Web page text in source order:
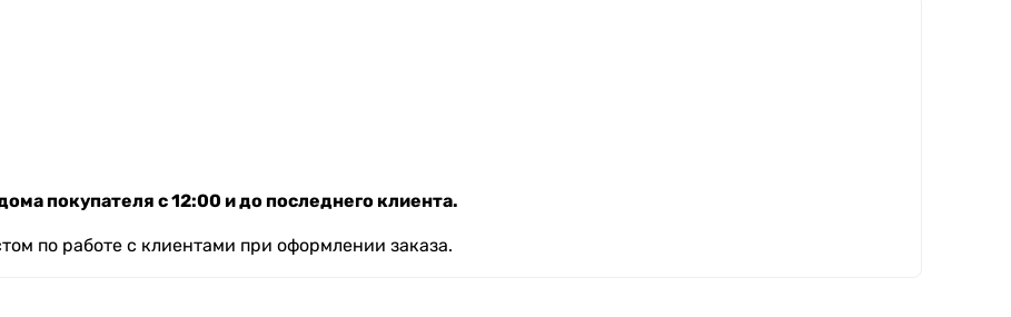
покупателя с 12:00 и до последнего клиента.
по работе с клиентами при оформлении заказа.